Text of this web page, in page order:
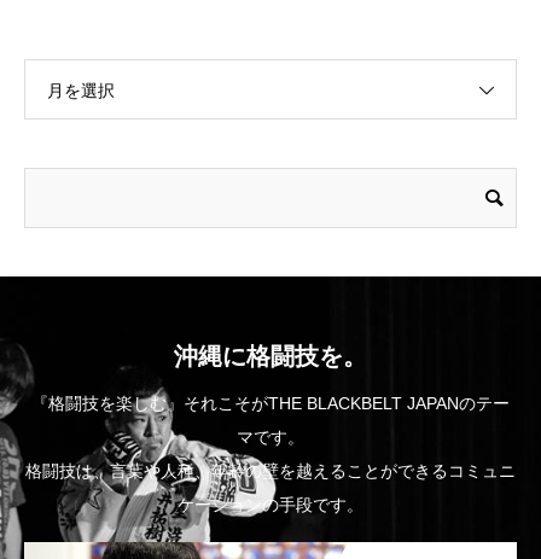
月を選択
沖縄に格闘技を。
『格闘技を楽しむ』それこそがTHE BLACKBELT JAPANのテー
マです。
格闘技は、言葉や人種、年齢の壁を越えることができるコミュニ
ケーションの手段です。